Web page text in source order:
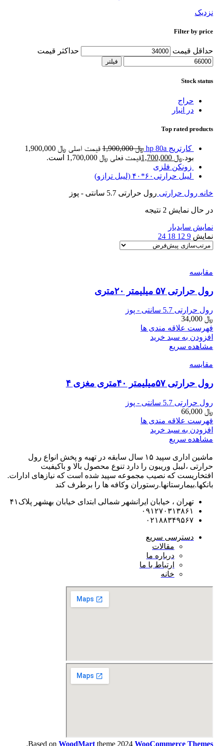
نزدیک
Filter by price
حداقل قیمت حداکثر قیمت
فیلتر
Stock status
حراج
در انبار
Top rated products
کارتریج hp 80a ﷼1,900,000
قیمت اصلی ﷼ 1,900,000
بود.﷼
قیمت فعلی ﷼ 1,700,000 است.
زونکن فلزی
لیبل حرارتی۶۰*۴۰ (لیبل ترازو)
خانه رول حرارتی رول حرارتی 5.7 سانتی - پوز
در حال نمایش 2 نتیجه
نمایش سایدبار
نمایش 9
12
18
24
مقایسه
رول حرارتی ۵۷ میلیمتر ۲۰متری
رول حرارتی 5.7 سانتی - پوز
﷼
فهرست علاقه مندی ها
افزودن به سبد خرید
مشاهده سریع
مقایسه
رول حرارتی ۵۷میلیمتر ۴۰متری مغزی ۴
رول حرارتی 5.7 سانتی - پوز
﷼
فهرست علاقه مندی ها
افزودن به سبد خرید
مشاهده سریع
ماشین اداری سپید ۱۵ سال سابقه در تهیه و پخش انواع رول
حرارتی ،لیبل وریبون را دارد تنوع محصول بالا و باکیفیت
افتخاریست که نصیب مجموعه سپید شده است که نیازهای ادارات.
بانکها.بیمارستانها.رستوران و‌کافه ها را برطرف کند
تهران ، خیابان ایرانشهر شمالی ابتدای خیابان بهشهر پلاک۴۱
۰۹۱۲۷۰۳۱۳۸۶۱
۰۲۱۸۸۳۴۹۵۶۷
دسترسی سریع
مقالات
درباره ما
ارتباط با ما
خانه
Based on WoodMart theme 2024 WooCommerce Themes
.